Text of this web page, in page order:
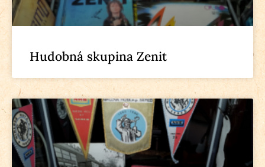
Hudobná skupina Zenit